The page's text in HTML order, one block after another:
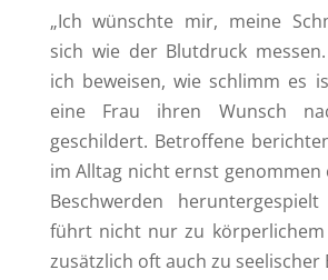
„Ich wünschte mir, meine
sich wie der Blutdruck
ich beweisen, wie schlimm es
eine Frau ihren Wunsch
geschildert. Betroffene
im Alltag nicht ernst genommen
Beschwerden
führt nicht nur zu körperlichem
zusätzlich oft auch zu seelischer